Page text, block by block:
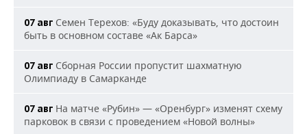
07 авг Семен Терехов: «Буду доказывать, что достоин
быть в основном составе «Ак Барса»
07 авг Сборная России пропустит шахматную
Олимпиаду в Самарканде
07 авг На матче «Рубин» — «Оренбург» изменят схему
парковок в связи с проведением «Новой волны»